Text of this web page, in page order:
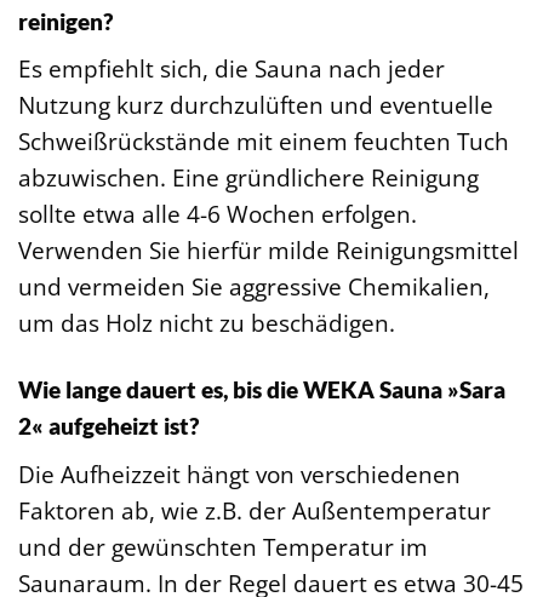
reinigen?
Es empfiehlt sich, die Sauna nach jeder
Nutzung kurz durchzulüften und eventuelle
Schweißrückstände mit einem feuchten Tuch
abzuwischen. Eine gründlichere Reinigung
sollte etwa alle 4-6 Wochen erfolgen.
Verwenden Sie hierfür milde Reinigungsmittel
und vermeiden Sie aggressive Chemikalien,
um das Holz nicht zu beschädigen.
Wie lange dauert es, bis die WEKA Sauna »Sara
2« aufgeheizt ist?
Die Aufheizzeit hängt von verschiedenen
Faktoren ab, wie z.B. der Außentemperatur
und der gewünschten Temperatur im
Saunaraum. In der Regel dauert es etwa 30-45